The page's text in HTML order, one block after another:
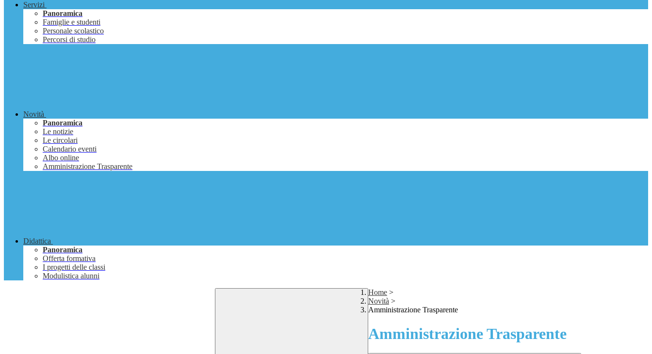
Servizi
Panoramica
Famiglie e studenti
Personale scolastico
Percorsi di studio
Novità
Panoramica
Le notizie
Le circolari
Calendario eventi
Albo online
Amministrazione Trasparente
Didattica
Panoramica
Offerta formativa
I progetti delle classi
Modulistica alunni
Home >
Novità >
Amministrazione Trasparente
Amministrazione Trasparente